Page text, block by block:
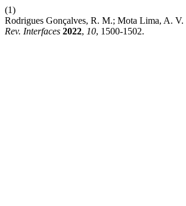
(1)
Rodrigues Gonçalves, R. M.; Mota Lima,
Rev. Interfaces 2022, 10, 1500-1502.